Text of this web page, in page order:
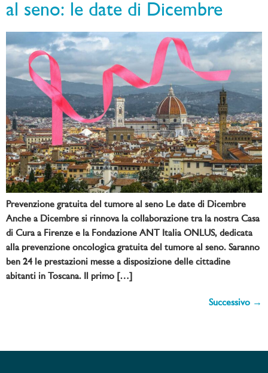
al seno: le date di Dicembre
Prevenzione gratuita del tumore al seno Le date di Dicembre
Anche a Dicembre si rinnova la collaborazione tra la nostra Casa
di Cura a Firenze e la Fondazione ANT Italia ONLUS, dedicata
alla prevenzione oncologica gratuita del tumore al seno. Saranno
ben 24 le prestazioni messe a disposizione delle cittadine
abitanti in Toscana. Il primo […]
Successivo →